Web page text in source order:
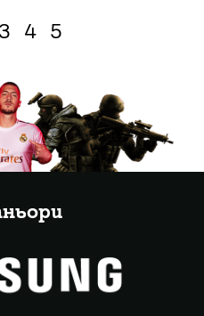
3 4 5